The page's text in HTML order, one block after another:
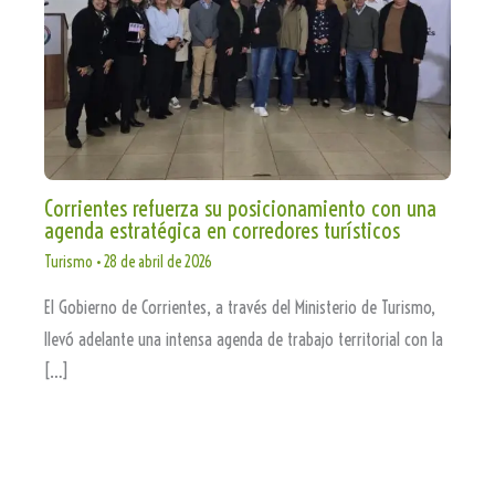
Corrientes refuerza su posicionamiento con una
agenda estratégica en corredores turísticos
Turismo •28 de abril de 2026
El Gobierno de Corrientes, a través del Ministerio de Turismo,
llevó adelante una intensa agenda de trabajo territorial con la
[…]